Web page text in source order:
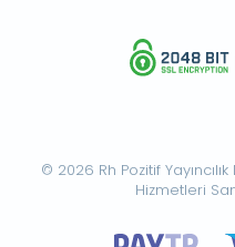
© 2026 Rh Pozitif
Hizmetleri